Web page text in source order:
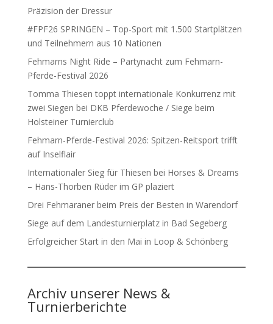
Präzision der Dressur
#FPF26 SPRINGEN – Top-Sport mit 1.500 Startplätzen
und Teilnehmern aus 10 Nationen
Fehmarns Night Ride – Partynacht zum Fehmarn-
Pferde-Festival 2026
Tomma Thiesen toppt internationale Konkurrenz mit
zwei Siegen bei DKB Pferdewoche / Siege beim
Holsteiner Turnierclub
Fehmarn-Pferde-Festival 2026: Spitzen-Reitsport trifft
auf Inselflair
Internationaler Sieg für Thiesen bei Horses & Dreams
– Hans-Thorben Rüder im GP plaziert
Drei Fehmaraner beim Preis der Besten in Warendorf
Siege auf dem Landesturnierplatz in Bad Segeberg
Erfolgreicher Start in den Mai in Loop & Schönberg
Archiv unserer News &
Turnierberichte